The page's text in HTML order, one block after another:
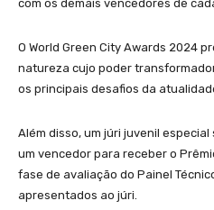
com os demais vencedores de
O World Green City Awards 2024
natureza cujo poder
os principais desafios da
Além disso, um júri juvenil
um vencedor para receber o
fase de avaliação do Painel
apresentados ao júri.